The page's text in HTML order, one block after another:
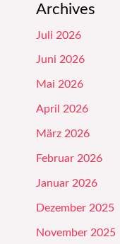
Archives
Juli 2026
Juni 2026
Mai 2026
April 2026
März 2026
Februar 2026
Januar 2026
Dezember 2025
November 2025